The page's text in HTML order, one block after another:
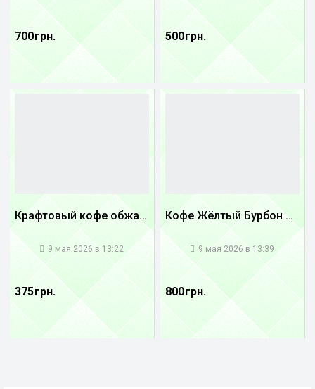
700 грн. 500 грн.
Крафтовый кофе обжареный купаж арабики 5...
9 мая 2026 в 13:22
375 грн.
Кофе Жёлтый Бурбон Бразилия
9 мая 2026 в 13:39
800 грн.